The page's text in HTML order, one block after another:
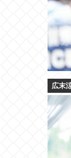
広末